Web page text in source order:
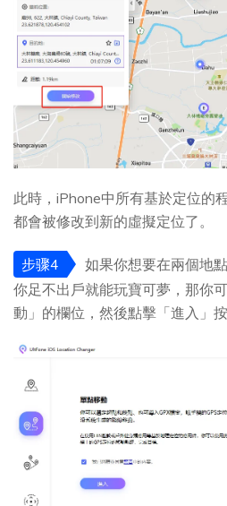
此時，iPhone中所有基於定位的
都會被修改到新的虛擬定位了。
步骤4
如果你想要在兩個地
你足不出戶就能玩寶可夢，那你
動」的欄位，然後點擊「進入」按